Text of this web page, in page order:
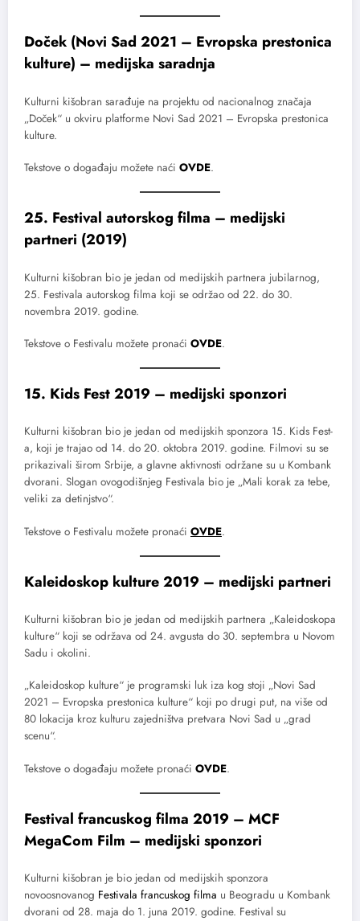
Doček (Novi Sad 2021 – Evropska prestonica
kulture) – medijska saradnja
Kulturni kišobran sarađuje na projektu od nacionalnog značaja
„Doček“ u okviru platforme Novi Sad 2021 – Evropska prestonica
kulture.
Tekstove o događaju možete naći OVDE.
25. Festival autorskog filma – medijski
partneri (2019)
Kulturni kišobran bio je jedan od medijskih partnera jubilarnog,
25. Festivala autorskog filma koji se održao od 22. do 30.
novembra 2019. godine.
Tekstove o Festivalu možete pronaći OVDE.
15. Kids Fest 2019 – medijski sponzori
Kulturni kišobran bio je jedan od medijskih sponzora 15. Kids Fest-
a, koji je trajao od 14. do 20. oktobra 2019. godine. Filmovi su se
prikazivali širom Srbije, a glavne aktivnosti održane su u Kombank
dvorani. Slogan ovogodišnjeg Festivala bio je „Mali korak za tebe,
veliki za detinjstvo“.
Tekstove o Festivalu možete pronaći OVDE.
Kaleidoskop kulture 2019 – medijski partneri
Kulturni kišobran bio je jedan od medijskih partnera „Kaleidoskopa
kulture“ koji se održava od 24. avgusta do 30. septembra u Novom
Sadu i okolini.
„Kaleidoskop kulture“ je programski luk iza kog stoji „Novi Sad
2021 – Evropska prestonica kulture“ koji po drugi put, na više od
80 lokacija kroz kulturu zajedništva pretvara Novi Sad u „grad
scenu“.
Tekstove o događaju možete pronaći OVDE.
Festival francuskog filma 2019 – MCF
MegaCom Film – medijski sponzori
Kulturni kišobran je bio jedan od medijskih sponzora
novoosnovanog Festivala francuskog filma u Beogradu u Kombank
dvorani od 28. maja do 1. juna 2019. godine. Festival su